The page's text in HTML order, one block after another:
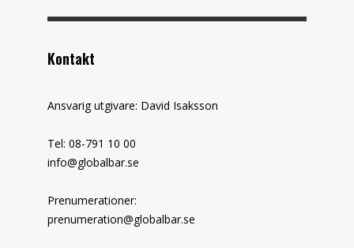
Kontakt
Ansvarig utgivare: David Isaksson
Tel: 08-791 10 00
info@globalbar.se
Prenumerationer:
prenumeration@globalbar.se